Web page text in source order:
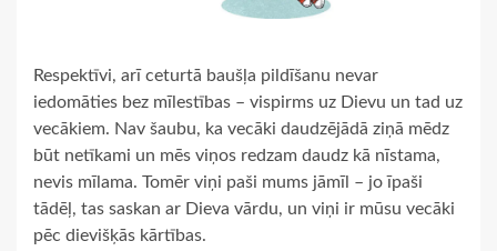
Respektīvi, arī ceturtā baušļa pildīšanu nevar
iedomāties bez mīlestības – vispirms uz Dievu un tad uz
vecākiem. Nav šaubu, ka vecāki daudzējādā ziņā mēdz
būt netīkami un mēs viņos redzam daudz kā nīstama,
nevis mīlama. Tomēr viņi paši mums jāmīl – jo īpaši
tādēļ, tas saskan ar Dieva vārdu, un viņi ir mūsu vecāki
pēc dievišķās kārtības.